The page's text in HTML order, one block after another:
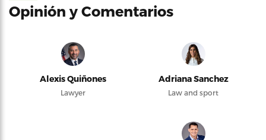
Opinión y Comentarios
Alexis Quiñones
Lawyer
Adriana Sanchez
Law and sport